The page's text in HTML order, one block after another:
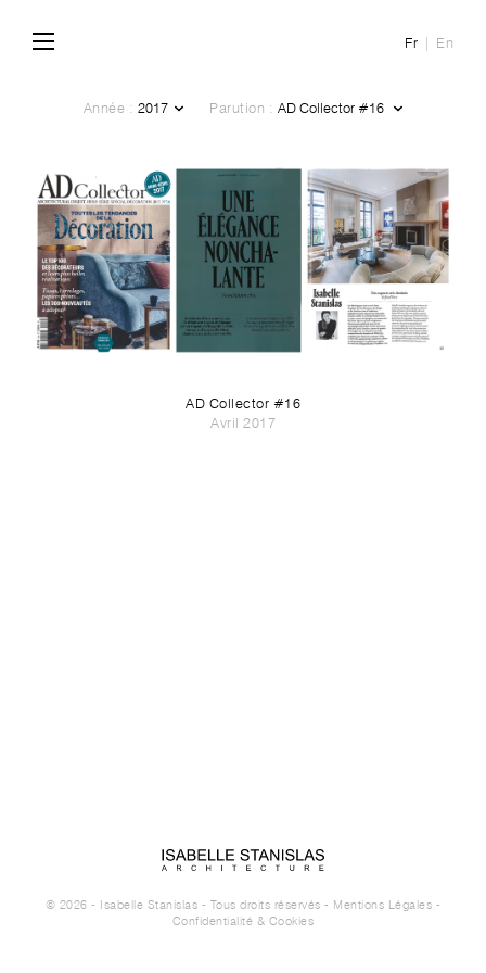
Fr En
Année : Parution :
AD Collector #16
Avril 2017
© 2026 - Isabelle Stanislas - Tous droits réservés - Mentions Légales -
Confidentialité & Cookies